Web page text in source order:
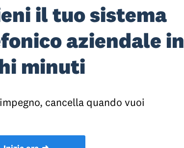
il tuo sistema
aziendale in
minuti
cancella quando vuoi